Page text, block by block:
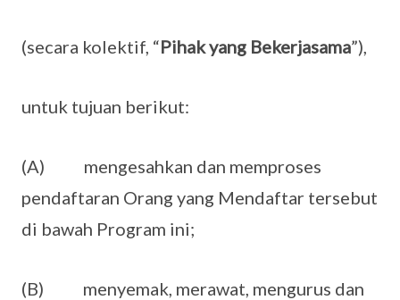
(secara kolektif, “Pihak yang Bekerjasama”),
untuk tujuan berikut:
(A) mengesahkan dan memproses
pendaftaran Orang yang Mendaftar tersebut
di bawah Program ini;
(B) menyemak, merawat, mengurus dan